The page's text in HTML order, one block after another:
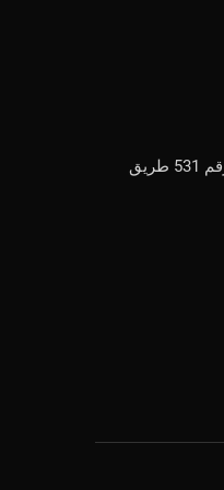
RM 1121 HODO International Plaza, رقم 531 طريق